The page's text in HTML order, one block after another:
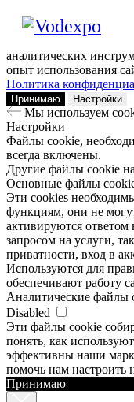
Мы используем сookie
Заходя на наш сайт,
аналитических
опыт использования
Политика
Принимаю Настройки
Мы используем
Настройки
Файлы cookie,
всегда включены.
Другие файлы cookie
Основные файлы
Эти cookies
функциям, они не
активируются ответом
запросом на услуги,
приватности, вход в
Используются для
обеспечивают работу
Аналитические файлы
Disabled
Эти файлы cookie
понять, как
эффективны наши
помочь нам настроить
Принимаю